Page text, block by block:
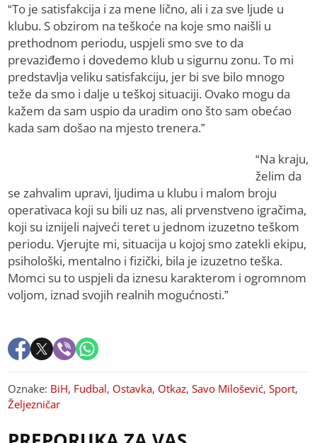
“To je satisfakcija i za mene lično, ali i za sve ljude u
klubu. S obzirom na teškoće na koje smo naišli u
prethodnom periodu, uspjeli smo sve to da
prevaziđemo i dovedemo klub u sigurnu zonu. To mi
predstavlja veliku satisfakciju, jer bi sve bilo mnogo
teže da smo i dalje u teškoj situaciji. Ovako mogu da
kažem da sam uspio da uradim ono što sam obećao
kada sam došao na mjesto trenera.”
“Na kraju,
želim da
se zahvalim upravi, ljudima u klubu i malom broju
operativaca koji su bili uz nas, ali prvenstveno igračima,
koji su iznijeli najveći teret u jednom izuzetno teškom
periodu. Vjerujte mi, situacija u kojoj smo zatekli ekipu,
psihološki, mentalno i fizički, bila je izuzetno teška.
Momci su to uspjeli da iznesu karakterom i ogromnom
voljom, iznad svojih realnih mogućnosti.”
Oznake: BiH, Fudbal, Ostavka, Otkaz,Savo Milošević,Sport,
Željezničar